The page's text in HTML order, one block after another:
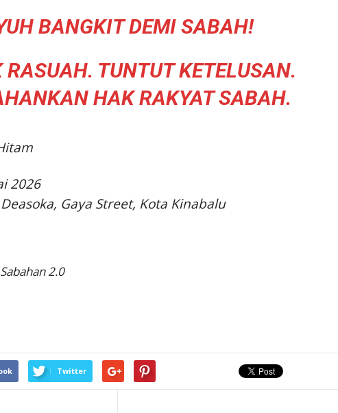
BANGKIT DEMI SABAH!
RASUAH. TUNTUT KETELUSAN.
HAK RAKYAT SABAH.
2026
Gaya Street, Kota Kinabalu
2.0
Twitter